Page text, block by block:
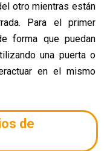
otro mientras están
Para el primer
forma que puedan
una puerta o
en el mismo
de